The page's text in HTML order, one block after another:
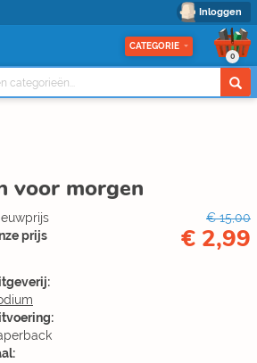
Inloggen
CATEGORIE
0
voor morgen
€ 15,00
prijs
€ 2,99